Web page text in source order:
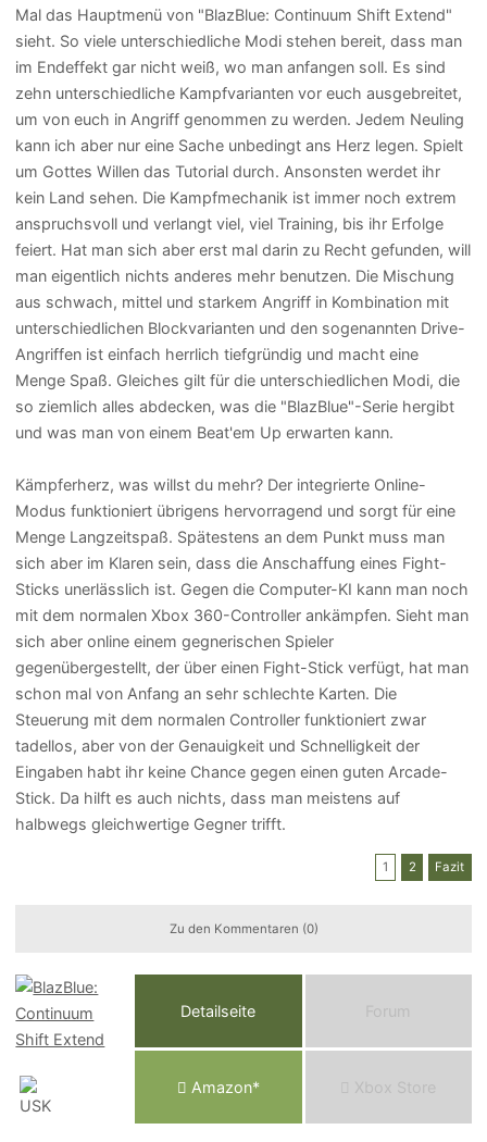
Mal das Hauptmenü von "BlazBlue: Continuum Shift Extend"
sieht. So viele unterschiedliche Modi stehen bereit, dass man
im Endeffekt gar nicht weiß, wo man anfangen soll. Es sind
zehn unterschiedliche Kampfvarianten vor euch ausgebreitet,
um von euch in Angriff genommen zu werden. Jedem Neuling
kann ich aber nur eine Sache unbedingt ans Herz legen. Spielt
um Gottes Willen das Tutorial durch. Ansonsten werdet ihr
kein Land sehen. Die Kampfmechanik ist immer noch extrem
anspruchsvoll und verlangt viel, viel Training, bis ihr Erfolge
feiert. Hat man sich aber erst mal darin zu Recht gefunden, will
man eigentlich nichts anderes mehr benutzen. Die Mischung
aus schwach, mittel und starkem Angriff in Kombination mit
unterschiedlichen Blockvarianten und den sogenannten Drive-
Angriffen ist einfach herrlich tiefgründig und macht eine
Menge Spaß. Gleiches gilt für die unterschiedlichen Modi, die
so ziemlich alles abdecken, was die "BlazBlue"-Serie hergibt
und was man von einem Beat'em Up erwarten kann.
Kämpferherz, was willst du mehr? Der integrierte Online-
Modus funktioniert übrigens hervorragend und sorgt für eine
Menge Langzeitspaß. Spätestens an dem Punkt muss man
sich aber im Klaren sein, dass die Anschaffung eines Fight-
Sticks unerlässlich ist. Gegen die Computer-KI kann man noch
mit dem normalen Xbox 360-Controller ankämpfen. Sieht man
sich aber online einem gegnerischen Spieler
gegenübergestellt, der über einen Fight-Stick verfügt, hat man
schon mal von Anfang an sehr schlechte Karten. Die
Steuerung mit dem normalen Controller funktioniert zwar
tadellos, aber von der Genauigkeit und Schnelligkeit der
Eingaben habt ihr keine Chance gegen einen guten Arcade-
Stick. Da hilft es auch nichts, dass man meistens auf
halbwegs gleichwertige Gegner trifft.
1 2 Fazit
Zu den Kommentaren (0)
Detailseite Forum
Amazon* Xbox Store